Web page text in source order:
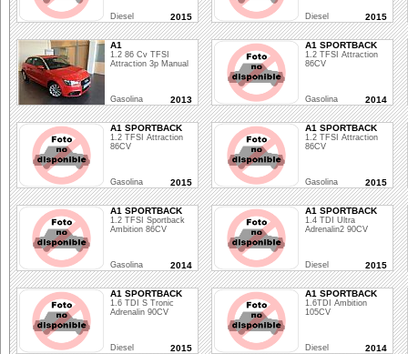
Diesel 2015 Diesel 2015
A1
1.2 86 Cv TFSI
Attraction 3p Manual
Gasolina 2013
A1 SPORTBACK
1.2 TFSI Attraction
86CV
Gasolina 2014
A1 SPORTBACK
1.2 TFSI Attraction
86CV
Gasolina 2015
A1 SPORTBACK
1.2 TFSI Attraction
86CV
Gasolina 2015
A1 SPORTBACK
1.2 TFSI Sportback
Ambition 86CV
Gasolina 2014
A1 SPORTBACK
1.4 TDI Ultra
Adrenalin2 90CV
Diesel 2015
A1 SPORTBACK
1.6 TDI S Tronic
Adrenalin 90CV
Diesel 2015
A1 SPORTBACK
1.6TDI Ambition
105CV
Diesel 2014